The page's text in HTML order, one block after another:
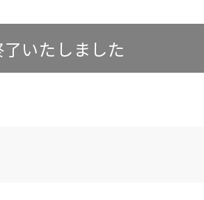
了いたしました